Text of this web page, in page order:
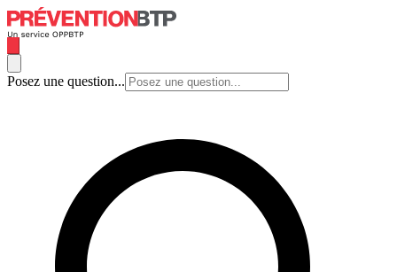
Posez une question...